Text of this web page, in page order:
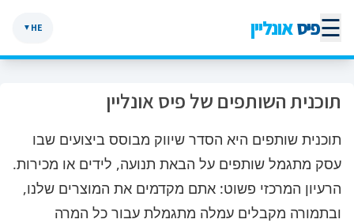
☰פיסאונליין HE
▼
תוכנית השותפים של פיס אונליין
תוכנית שותפים היא הסדר שיווק מבוסס ביצועים שבו
עסק מתגמל שותפים על הבאת תנועה, לידים או מכירות.
הרעיון המרכזי פשוט: אתם מקדמים את המוצרים שלנו,
ובתמורה מקבלים עמלה מתגמלת עבור כל המרה